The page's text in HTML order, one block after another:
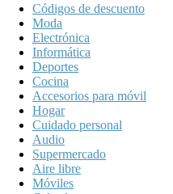
Códigos de descuento
Moda
Electrónica
Informática
Deportes
Cocina
Accesorios para móvil
Hogar
Cuidado personal
Audio
Supermercado
Aire libre
Móviles